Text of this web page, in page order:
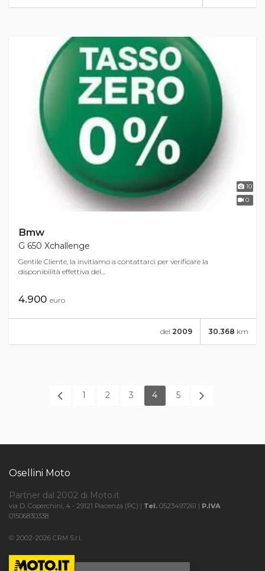
10
0
Bmw
G 650 Xchallenge
Gentile Cliente, la invitiamo a contattarci per verificare la
disponibilità effettiva del...
4.900 euro
30.368 km
del 2009
1 2 3 4 5
Osellini Moto
Partner dal 2002 di Moto.it
via D. Coperchini, 4 - 29121 Piacenza (PC) | Tel. 0523497261 | P.IVA
01506830338
© 2002-2026 CRM S.r.l.